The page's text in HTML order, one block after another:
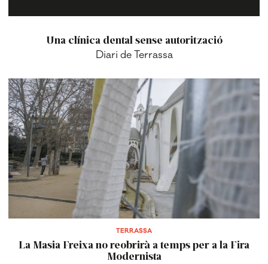
Una clínica dental sense autorització
Diari de Terrassa
TERRASSA
La Masia Freixa no reobrirà a temps per a la Fira
Modernista